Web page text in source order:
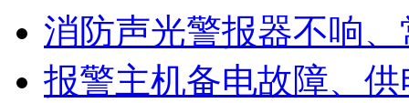
消防声光警报器不响
报警主机备电故障、